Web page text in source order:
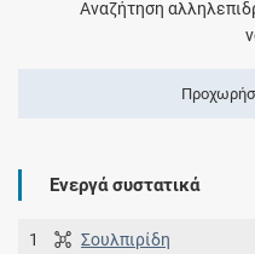
Αναζήτηση
Ενεργά συστατικά
1 Σουλπιρίδη